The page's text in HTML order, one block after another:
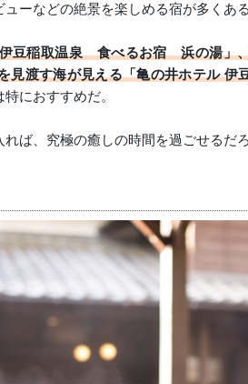
ーなどの絶景を楽しめる宿が多くある
豆稲取温泉 食べるお宿 浜の湯」
渡す海が見える「亀の井ホテル 伊
特におすすめだ。
ば、究極の癒しの時間を過ごせるだろ